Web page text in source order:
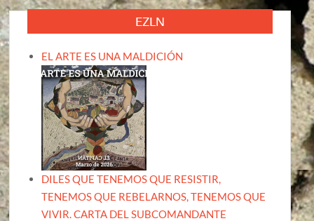
EZLN
EL ARTE ES UNA MALDICIÓN
DILES QUE TENEMOS QUE RESISTIR,
TENEMOS QUE REBELARNOS, TENEMOS QUE
VIVIR. CARTA DEL SUBCOMANDANTE